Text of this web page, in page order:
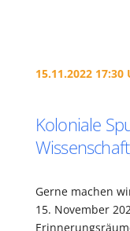
15.11.2022
Koloniale
Gerne machen
15. November